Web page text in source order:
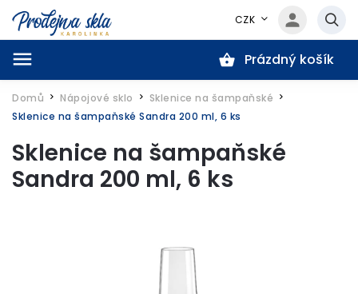
CZK
Prázdný košík
Domů / Nápojové sklo / Sklenice na šampaňské /
Sklenice na šampaňské Sandra 200 ml, 6 ks
Sklenice na šampaňské
Sandra 200 ml, 6 ks